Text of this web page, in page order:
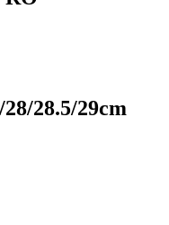
28.5/29cm